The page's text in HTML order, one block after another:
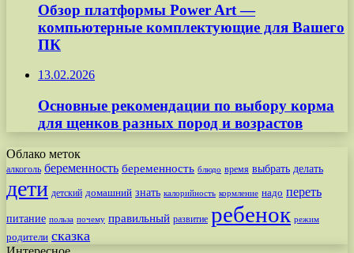
Обзор платформы Power Art —
компьютерные комплектующие для Вашего
ПК
13.02.2026
Основные рекомендации по выбору корма
для щенков разных пород и возрастов
Облако меток
алкоголь беременность беременность блюдо время выбрать делать
дети детский домашний знать калорийность кормление надо переть
питание польза почему правильный развитие ребенок режим
родители сказка